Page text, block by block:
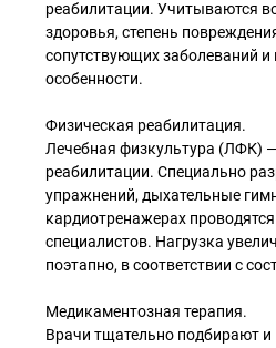
реабилитации. Учитываются
здоровья, степень
сопутствующих заболеваний
особенности.
Физическая реабилитация.
Лечебная физкультура (ЛФК)
реабилитации. Специально
упражнений, дыхательные
кардиотренажерах
специалистов. Нагрузка
поэтапно, в соответствии с
Медикаментозная терапия.
Врачи тщательно подбирают и